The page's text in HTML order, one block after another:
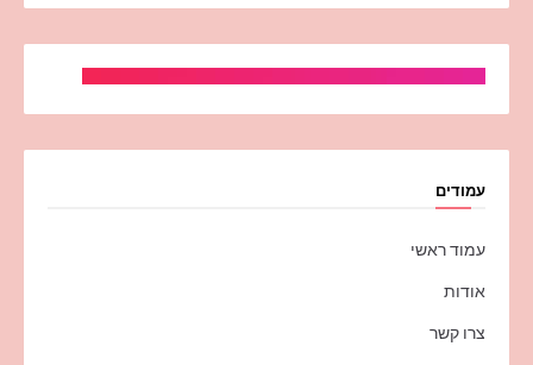
עמודים
עמוד ראשי
אודות
צרו קשר